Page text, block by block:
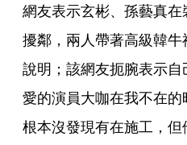
網友表示玄彬、孫藝真
擾鄰，兩人帶著高級韓
說明；該網友扼腕表示
愛的演員大咖在我不在
根本沒發現有在施工，